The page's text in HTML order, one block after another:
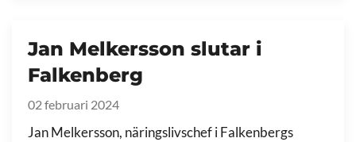
Jan Melkersson slutar i
Falkenberg
02 februari 2024
Jan Melkersson, näringslivschef i Falkenbergs